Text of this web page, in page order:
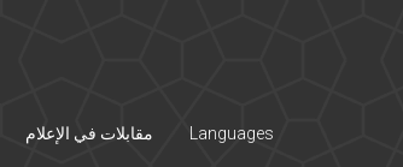
مقابلات في الإعلام Languages